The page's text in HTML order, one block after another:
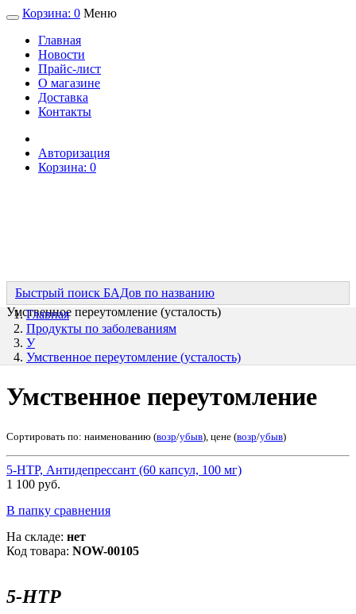
Корзина: 0 Меню
Главная
Новости
Прайс-лист
О магазине
Доставка
Контакты
Авторизация
Корзина: 0
Быстрый поиск БАДов по названию
Умственное переутомление (усталость)
Главная
Продукты по заболеваниям
У
Умственное переутомление (усталость)
Умственное переутомление
Сортировать по: наименованию (возр/убыв), цене (возр/убыв)
5-НТР, Антидепрессант (60 капсул, 100 мг)
1 100 руб.
В папку сравнения
На складе: нет
Код товара: NOW-00105
5-НТР